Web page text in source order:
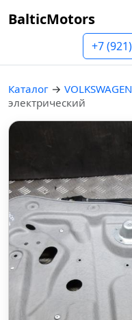
BalticMotors
+7
Каталог → VOLKSWAGEN
электрический